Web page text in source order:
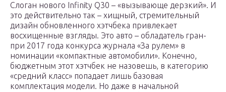
Слоган нового Infinity Q30 – «вызывающе дерзкий». И
это действительно так – хищный, стремительный
дизайн обновленного хэтчбека привлекает
восхищенные взгляды. Это авто – обладатель гран-
при 2017 года конкурса журнала «За рулем» в
номинации «компактные автомобили». Конечно,
бюджетным этот хэтчбек не назовешь, в категорию
«средний класс» попадает лишь базовая
комплектация модели. Но даже в начальной